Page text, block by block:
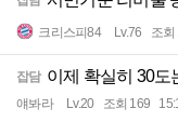
크리스피84 Lv.76 조회
잡담 이제 확실히 30도
얘봐라 Lv.20 조회 169